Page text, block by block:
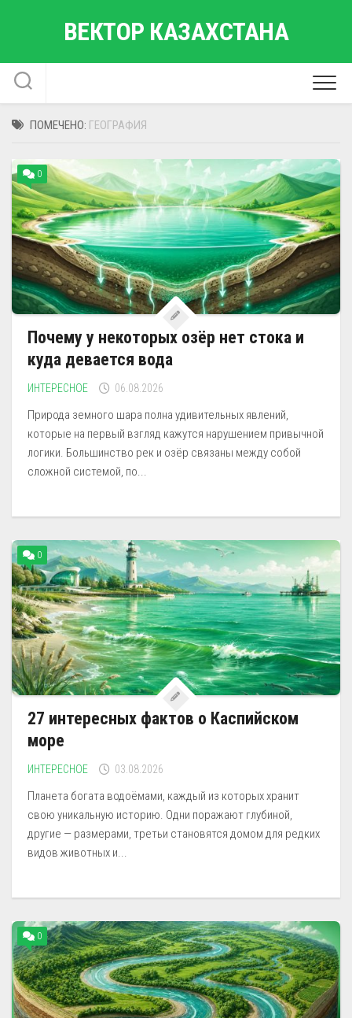
ВЕКТОР КАЗАХСТАНА
ПОМЕЧЕНО: ГЕОГРАФИЯ
0
Почему у некоторых озёр нет стока и
куда девается вода
ИНТЕРЕСНОЕ 06.08.2026
Природа земного шара полна удивительных явлений,
которые на первый взгляд кажутся нарушением привычной
логики. Большинство рек и озёр связаны между собой
сложной системой, по...
0
27 интересных фактов о Каспийском
море
ИНТЕРЕСНОЕ 03.08.2026
Планета богата водоёмами, каждый из которых хранит
свою уникальную историю. Одни поражают глубиной,
другие — размерами, третьи становятся домом для редких
видов животных и...
0